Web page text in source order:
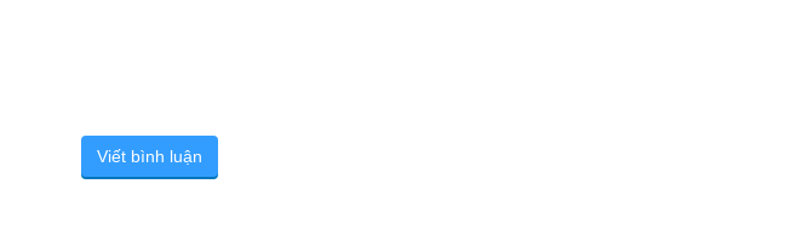
Viết bình luận